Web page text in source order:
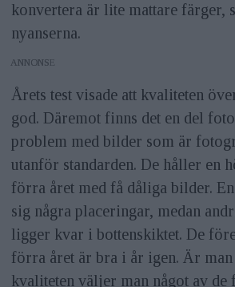
konvertera är lite mattare färger,
nyanserna.
ANNONS
Årets test visade att kvaliteten
god. Däremot finns det en del
problem med bilder som är
utanför standarden. De håller en
förra året med få dåliga bilder.
sig några placeringar, medan
ligger kvar i bottenskiktet. De
förra året är bra i år igen. Är man
kvaliteten väljer man något av de